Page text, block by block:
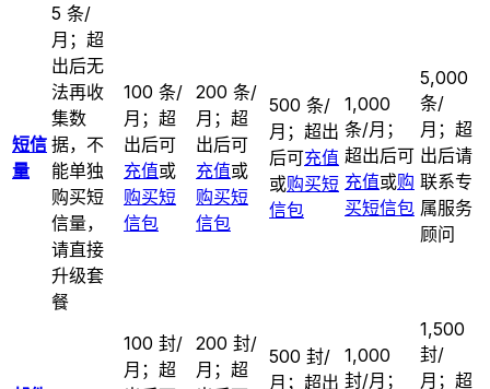
短信
量
5 条/
月；超
出后无
法再收
集数
据，不
能单独
购买短
信量，
请直接
升级套
餐
100 条/
月；超
出后可
充值或
购买短
信包
200 条/
月；超
出后可
充值或
购买短
信包
500 条/
月；超出
后可充值
或购买短
信包
1,000
条/月；
超出后可
充值或购
买短信包
5,000
条/
月；超
出后请
联系专
属服务
顾问
100 封/
月；超
200 封/
月；超
500 封/
月；超出
1,000
封/月；
1,500
封/
月；超